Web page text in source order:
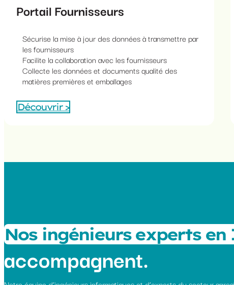
Portail Fournisseurs
Sécurise la mise à jour des données à transmettre par
les fournisseurs
Facilite la collaboration avec les fournisseurs
Collecte les données et documents qualité des
matières premières et emballages
Découvrir >
Nos ingénieurs experts en
accompagnent.